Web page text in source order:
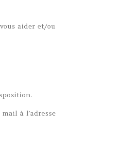
aider et/ou
à l’adresse